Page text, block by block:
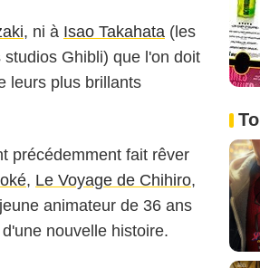
, ni à Isao Takahata (les
Ghibli) que l'on doit
leurs plus brillants
précédemment fait rêver
, Le Voyage de Chihiro,
animateur de 36 ans
nouvelle histoire.